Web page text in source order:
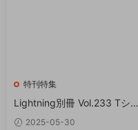
特刊特集
Lightning別冊 Vol.233 Tシャ
ツの教科書 PDF
2025-05-30